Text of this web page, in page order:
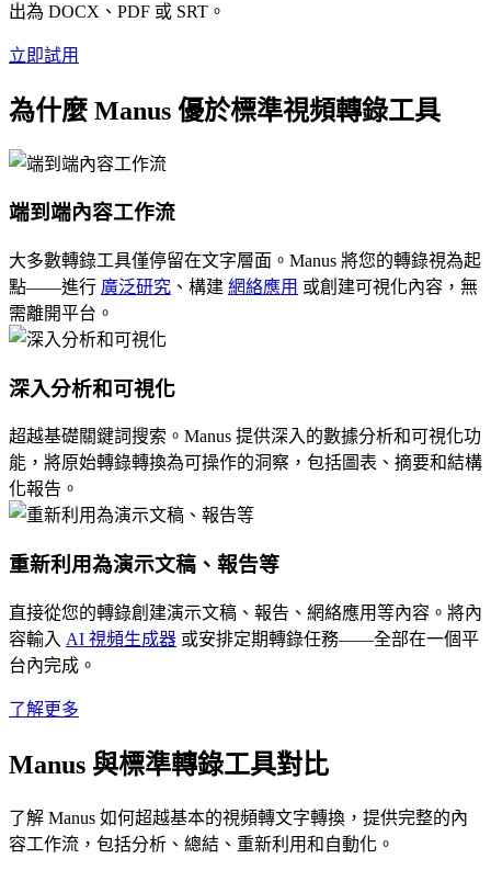
出為 DOCX、PDF 或 SRT。
立即試用
為什麼 Manus 優於標準視頻轉錄工具
端到端內容工作流
大多數轉錄工具僅停留在文字層面。Manus 將您的轉錄視為起
點——進行 廣泛研究 、構建 網絡應用 或創建可視化內容，無
需離開平台。
深入分析和可視化
超越基礎關鍵詞搜索。Manus 提供深入的數據分析和可視化功
能，將原始轉錄轉換為可操作的洞察，包括圖表、摘要和結構
化報告。
重新利用為演示文稿、報告等
直接從您的轉錄創建演示文稿、報告、網絡應用等內容。將內
容輸入 AI 視頻生成器 或安排定期轉錄任務——全部在一個平
台內完成。
了解更多
Manus 與標準轉錄工具對比
了解 Manus 如何超越基本的視頻轉文字轉換，提供完整的內
容工作流，包括分析、總結、重新利用和自動化。